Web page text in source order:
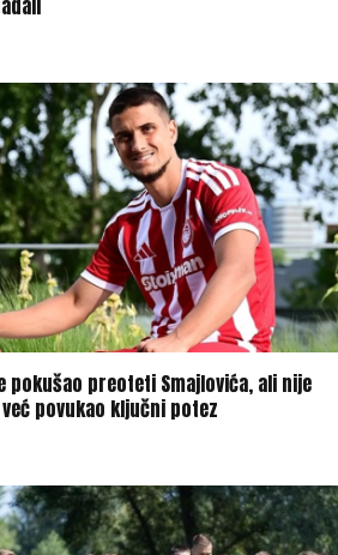
pokušao preoteti Smajlovića, ali nije
povukao ključni potez